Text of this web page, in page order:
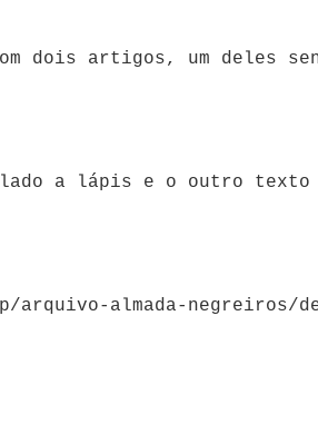
dois artigos, um deles
a lápis e o outro
arquivo-almada-negreiros/